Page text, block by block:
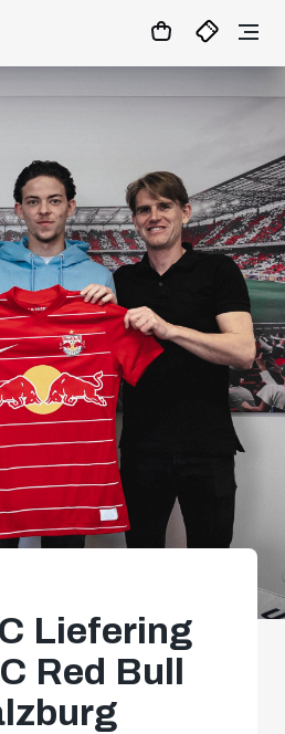
MATCHCENTER
Liefering
Red Bull